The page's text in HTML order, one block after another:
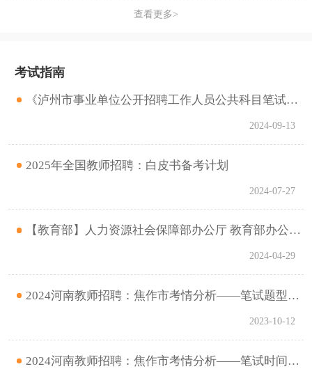
查看更多>
考试指南
《泸州市事业单位公开招聘工作人员公共科目笔试考试大纲》，2024年9月30日起执行
2024-09-13
2025年全国教师招聘：白皮书备考计划
2024-07-27
【教育部】人力资源社会保障部办公厅 教育部办公厅关于做好2024年中小学幼儿园教师公开招聘工作的通知
2024-04-29
2024河南教师招聘：焦作市考情分析——笔试题型题量
2023-10-12
2024河南教师招聘：焦作市考情分析——笔试时间和笔试内容